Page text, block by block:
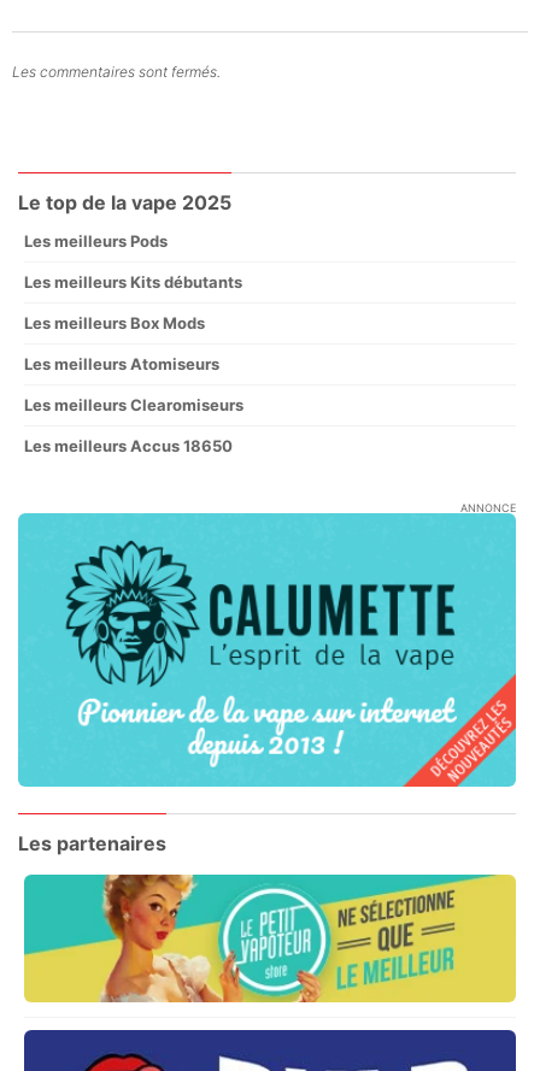
Les commentaires sont fermés.
Le top de la vape 2025
Les meilleurs Pods
Les meilleurs Kits débutants
Les meilleurs Box Mods
Les meilleurs Atomiseurs
Les meilleurs Clearomiseurs
Les meilleurs Accus 18650
ANNONCE
Les partenaires